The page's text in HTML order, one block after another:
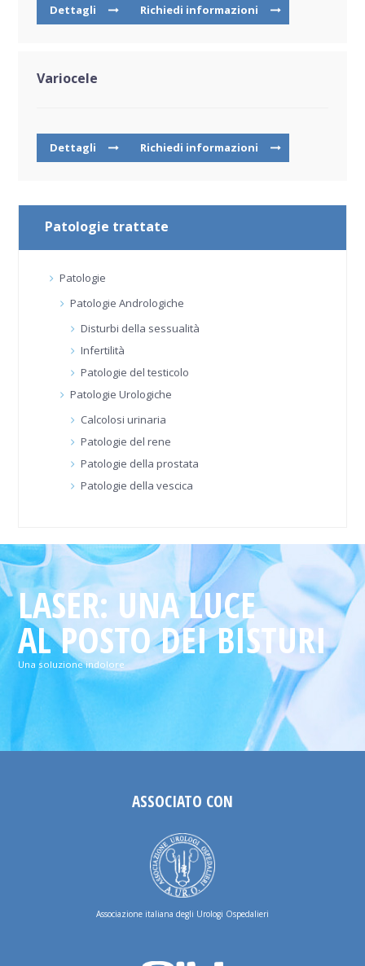
Dettagli Richiedi informazioni
Variocele
Dettagli Richiedi informazioni
Patologie trattate
Patologie
Patologie Andrologiche
Disturbi della sessualità
Infertilità
Patologie del testicolo
Patologie Urologiche
Calcolosi urinaria
Patologie del rene
Patologie della prostata
Patologie della vescica
LASER: UNA LUCE
AL POSTO DEI BISTURI
Una soluzione indolore
ASSOCIATO CON
Associazione italiana degli Urologi Ospedalieri